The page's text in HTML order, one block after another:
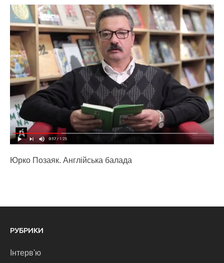
Юрко Позаяк. Англійська балада
РУБРИКИ
Інтерв'ю